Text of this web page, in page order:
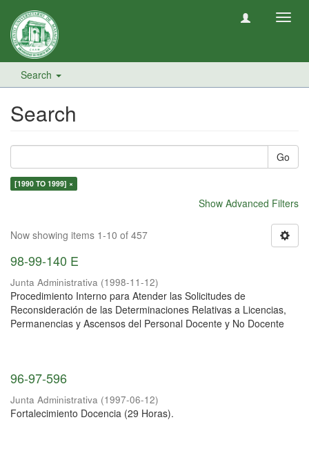
Search
Search
Go
[1990 TO 1999] ×
Show Advanced Filters
Now showing items 1-10 of 457
98-99-140 E
Junta Administrativa (1998-11-12)
Procedimiento Interno para Atender las Solicitudes de
Reconsideración de las Determinaciones Relativas a Licencias,
Permanencias y Ascensos del Personal Docente y No Docente
96-97-596
Junta Administrativa (1997-06-12)
Fortalecimiento Docencia (29 Horas).